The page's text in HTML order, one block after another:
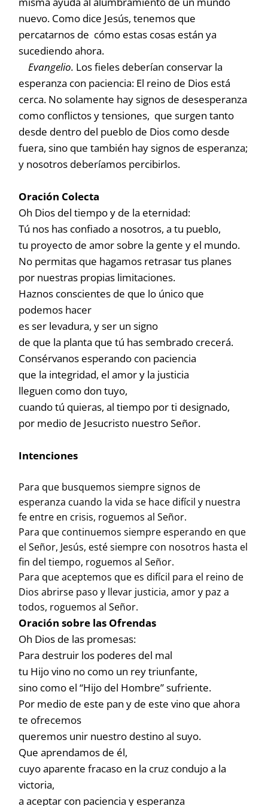
nuevo. Como dice Jesús, tenemos que
percatarnos de cómo estas cosas están ya
sucediendo ahora.
Evangelio. Los fieles deberían conservar la
esperanza con paciencia: El reino de Dios está
cerca. No solamente hay signos de desesperanza
como conflictos y tensiones, que surgen tanto
desde dentro del pueblo de Dios como desde
fuera, sino que también hay signos de esperanza;
y nosotros deberíamos percibirlos.
Oración Colecta
Oh Dios del tiempo y de la eternidad:
Tú nos has confiado a nosotros, a tu pueblo,
tu proyecto de amor sobre la gente y el mundo.
No permitas que hagamos retrasar tus planes
por nuestras propias limitaciones.
Haznos conscientes de que lo único que
podemos hacer
es ser levadura, y ser un signo
de que la planta que tú has sembrado crecerá.
Consérvanos esperando con paciencia
que la integridad, el amor y la justicia
lleguen como don tuyo,
cuando tú quieras, al tiempo por ti designado,
por medio de Jesucristo nuestro Señor.
Intenciones
Para que busquemos siempre signos de
esperanza cuando la vida se hace difícil y nuestra
fe entre en crisis, roguemos al Señor.
Para que continuemos siempre esperando en que
el Señor, Jesús, esté siempre con nosotros hasta el
fin del tiempo, roguemos al Señor.
Para que aceptemos que es difícil para el reino de
Dios abrirse paso y llevar justicia, amor y paz a
todos, roguemos al Señor.
Oración sobre las Ofrendas
Oh Dios de las promesas:
Para destruir los poderes del mal
tu Hijo vino no como un rey triunfante,
sino como el “Hijo del Hombre” sufriente.
Por medio de este pan y de este vino que ahora
te ofrecemos
queremos unir nuestro destino al suyo.
Que aprendamos de él,
cuyo aparente fracaso en la cruz condujo a la
victoria,
a aceptar con paciencia y esperanza